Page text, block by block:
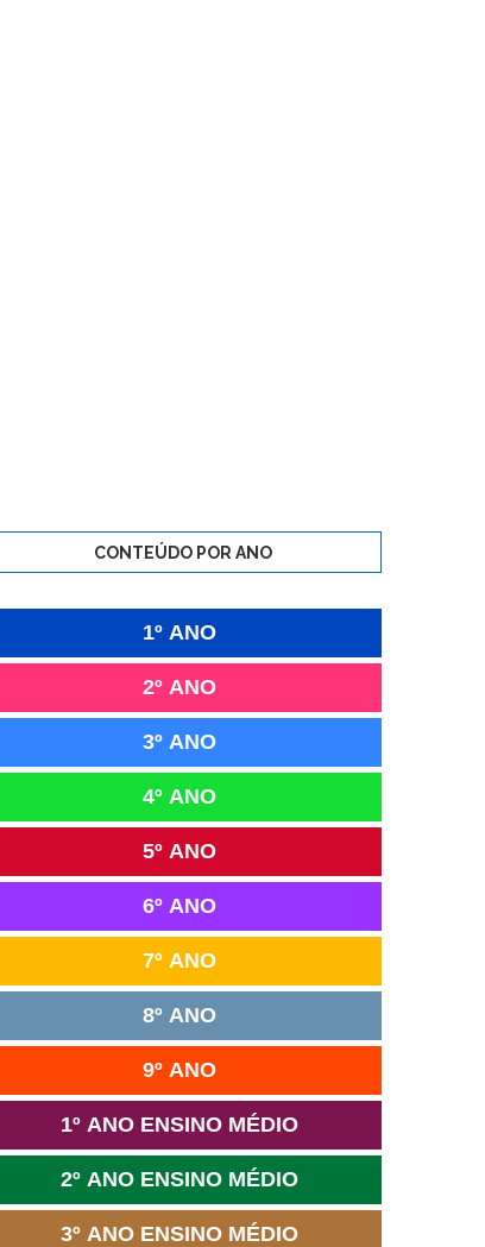
CONTEÚDO POR ANO
1º ANO
2º ANO
3º ANO
4º ANO
5º ANO
6º ANO
7º ANO
8º ANO
9º ANO
1º ANO ENSINO MÉDIO
2º ANO ENSINO MÉDIO
3º ANO ENSINO MÉDIO